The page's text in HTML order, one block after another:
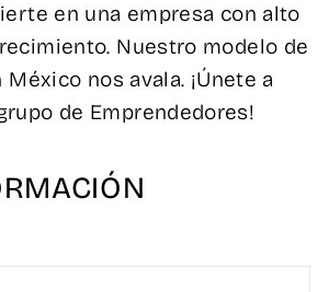
en una empresa con alto
Nuestro modelo de
nos avala. ¡Únete a
de Emprendedores!